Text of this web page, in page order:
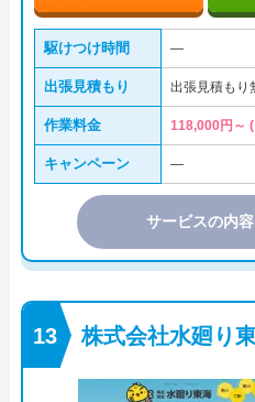
駆けつけ時間 ―
出張見積もり 出張見積もり
作業料金 118,000円～
キャンペーン ―
サービスの内
株式会社水廻り